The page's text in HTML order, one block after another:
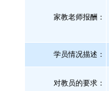
家教老师报酬：
学员情况描述：
对教员的要求：